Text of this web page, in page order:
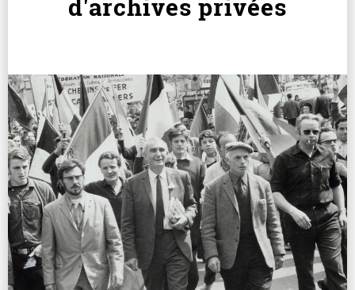
d'archives privées